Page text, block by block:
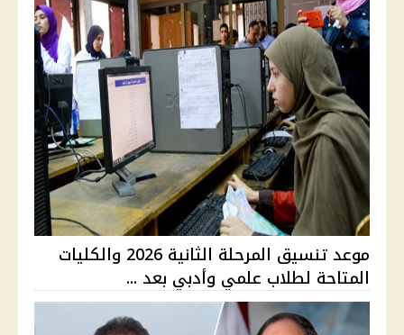
موعد تنسيق المرحلة الثانية 2026 والكليات
المتاحة لطلاب علمي وأدبي بعد ...